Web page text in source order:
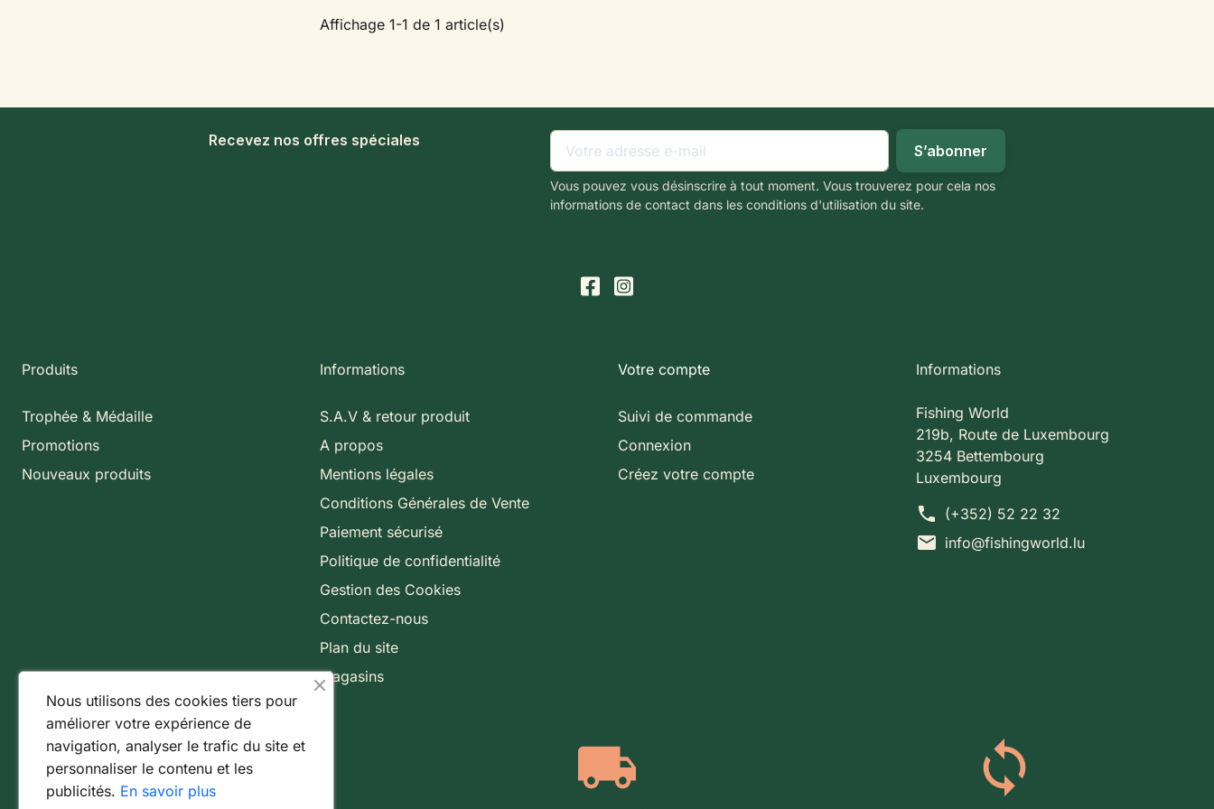
Affichage 1-1 de 1 article(s)
Recevez nos offres spéciales
Vous pouvez vous désinscrire à tout moment. Vous trouverez pour cela nos
informations de contact dans les conditions d'utilisation du site.
Produits
Trophée & Médaille
Promotions
Nouveaux produits
Informations
S.A.V & retour produit
A propos
Mentions légales
Conditions Générales de Vente
Paiement sécurisé
Politique de confidentialité
Gestion des Cookies
Contactez-nous
Plan du site
Magasins
Votre compte
Suivi de commande
Connexion
Créez votre compte
Informations
Fishing World
219b, Route de Luxembourg
3254 Bettembourg
Luxembourg
phone (+352) 52 22 32
mail info@fishingworld.lu
Nous utilisons des cookies tiers pour
améliorer votre expérience de
navigation, analyser le trafic du site et
personnaliser le contenu et les
publicités. En savoir plus